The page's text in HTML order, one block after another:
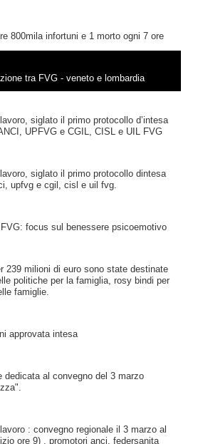
800mila infortuni e 1 morto ogni 7 ore
tra FVG - veneto e lombardia
siglato il primo protocollo d’intesa
UPFVG e CGIL, CISL e UIL FVG
siglato il primo protocollo dintesa
upfvg e cgil, cisl e uil fvg.
focus sul benessere psicoemotivo
239 milioni di euro sono state destinate
politiche per la famiglia, rosy bindi per
famiglie.
approvata intesa
dedicata al convegno del 3 marzo
: convegno regionale il 3 marzo al
ore 9) , promotori anci, federsanita